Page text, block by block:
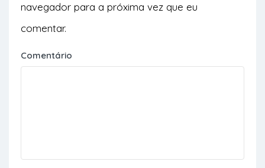
navegador para a próxima vez que eu
comentar.
Comentário